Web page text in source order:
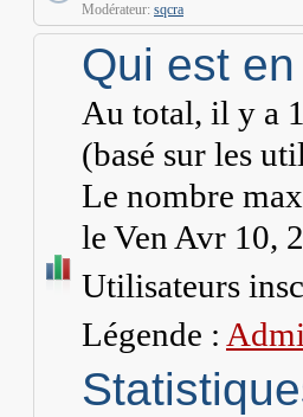
Modérateur: sqcra
Qui est
Au total, il y a
(basé sur les
Le nombre
le Ven Avr 10,
Utilisateurs
Légende :